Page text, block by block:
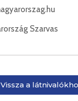
Szarvas
Vissza a